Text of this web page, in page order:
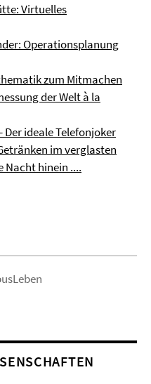
Virtuelles
Operationsplanung
zum Mitmachen
der Welt à la
Der ideale Telefonjoker
im verglasten
Nacht hinein ....